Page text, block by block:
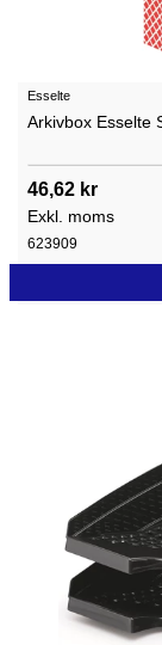
Esselte
Arkivbox Esselte
46,62 kr
Exkl. moms
623909